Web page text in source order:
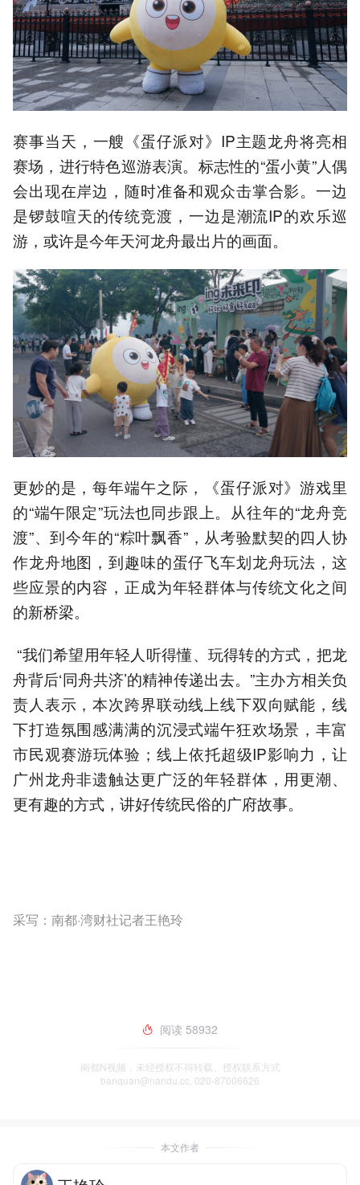
赛事当天，一艘《蛋仔派对》IP主题龙舟将亮相
赛场，进行特色巡游表演。标志性的“蛋小黄”人偶
会出现在岸边，随时准备和观众击掌合影。一边
是锣鼓喧天的传统竞渡，一边是潮流IP的欢乐巡
游，或许是今年天河龙舟最出片的画面。
更妙的是，每年端午之际，《蛋仔派对》游戏里
的“端午限定”玩法也同步跟上。从往年的“龙舟竞
渡”、到今年的“粽叶飘香”，从考验默契的四人协
作龙舟地图，到趣味的蛋仔飞车划龙舟玩法，这
些应景的内容，正成为年轻群体与传统文化之间
的新桥梁。
“我们希望用年轻人听得懂、玩得转的方式，把龙
舟背后‘同舟共济’的精神传递出去。”主办方相关负
责人表示，本次跨界联动线上线下双向赋能，线
下打造氛围感满满的沉浸式端午狂欢场景，丰富
市民观赛游玩体验；线上依托超级IP影响力，让
广州龙舟非遗触达更广泛的年轻群体，用更潮、
更有趣的方式，讲好传统民俗的广府故事。
采写：南都·湾财社记者王艳玲
阅读 58932
南都N视频，未经授权不得转载、授权联系方式
banquan@nandu.cc. 020-87006626
本文作者